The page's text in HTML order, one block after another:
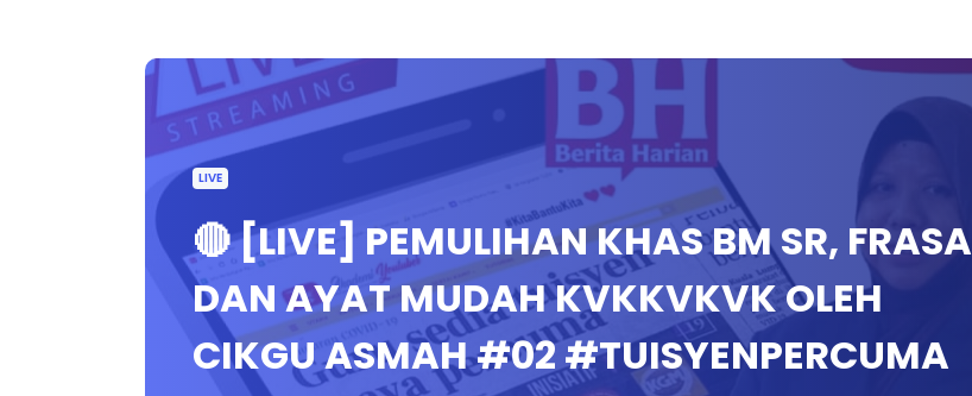
LIVE
🔴 [LIVE] PEMULIHAN KHAS BM SR, FRASA
DAN AYAT MUDAH KVKKVKVK OLEH
CIKGU ASMAH #02 #TUISYENPERCUMA